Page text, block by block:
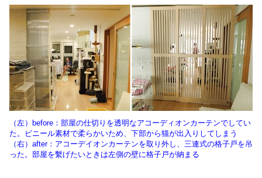
（左）before：部屋の仕切りを透明なアコーディオンカーテンでしてい
た。ビニール素材で柔らかいため、下部から猫が出入りしてしまう
（右）after：アコーデイオンカーテンを取り外し、三連式の格子戸を吊
った。部屋を繫げたいときは左側の壁に格子戸が納まる